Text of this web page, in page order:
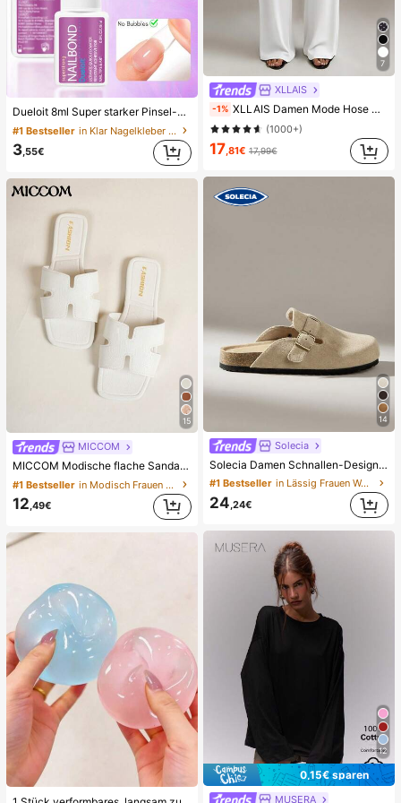
Dueloit 8ml Super starker Pinsel-Nagelkleber, geeignet für Acrylnägel, Nagelspitzen und Press-On Kunstnägel, kann gebrochene Nägel reparieren, Acryl-Nagelkleber/Nagelkleber/Nagelgel, langanhaltend
#1 Bestseller in Klar Nagelkleber & Klebstoff
3,55€
15
MICCOM
MICCOM Modische flache Sandalen für Damen, quadratische Zehenpartie, offene Zehen, Schwarz, neue vielseitige Damen-Flachslipper für Frühling/Sommer, für den Alltag
#1 Bestseller in Modisch Frauen Rutschen
12,49€
7
XLLAIS
-1% XLLAIS Damen Mode Hose mit hoher Taille und geradem Bein, Herbst/Winter Lässig Weiß Frühling, Arbeit bis Wochenende
(1000+)
17,81€ 17,99€
14
Solecia
Solecia Damen Schnallen-Design Alltag Reise Lässig Hausschuhe
#1 Bestseller in Lässig Frauen Wohnungen
24 ,24€
12
0,15€ sparen
MUSERA